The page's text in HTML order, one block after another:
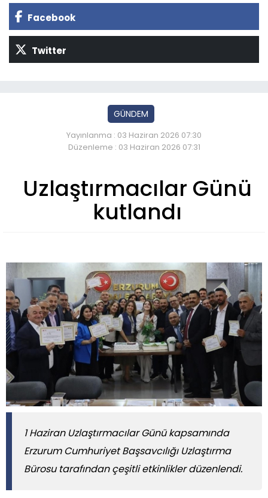
Facebook
Twitter
GÜNDEM
Yayınlanma : 03 Haziran 2026 07:30
Düzenleme : 03 Haziran 2026 07:31
Uzlaştırmacılar Günü
kutlandı
1 Haziran Uzlaştırmacılar Günü kapsamında
Erzurum Cumhuriyet Başsavcılığı Uzlaştırma
Bürosu tarafından çeşitli etkinlikler düzenlendi.